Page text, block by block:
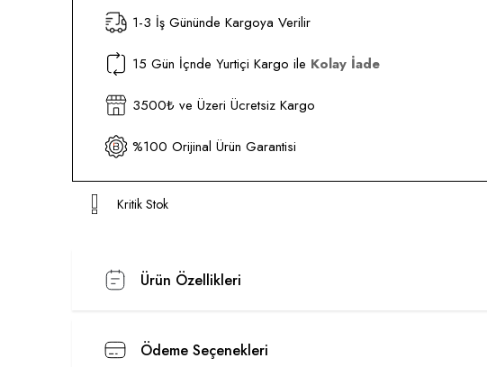
1-3 İş Gününde Kargoya Verilir
15 Gün İçnde Yurtiçi Kargo ile Kolay İade
3500₺ ve Üzeri Ücretsiz Kargo
%100 Orijinal Ürün Garantisi
Kritik Stok
Ürün Özellikleri
Ödeme Seçenekleri